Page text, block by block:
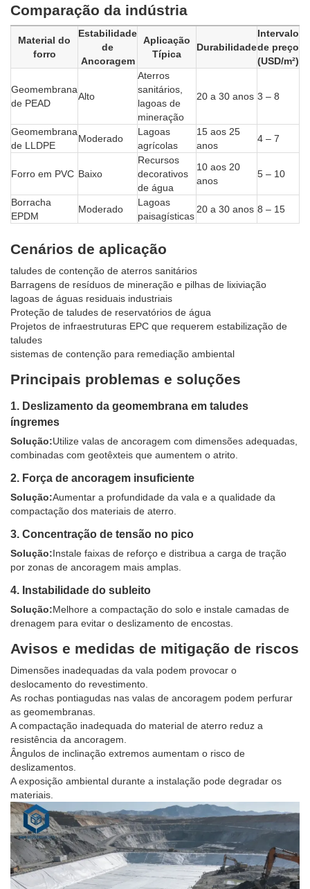
Comparação da indústria
Material do
forro
Estabilidade
de
Ancoragem
Aplicação
Típica
Durabilidade
Intervalo
de preço
(USD/m²)
Geomembrana
de PEAD
Alto
Aterros
sanitários,
lagoas de
mineração
20 a 30 anos 3 – 8
Geomembrana
de LLDPE
Moderado
Lagoas
agrícolas
15 aos 25
anos
4 – 7
Forro em PVC Baixo
Recursos
decorativos
de água
10 aos 20
anos
5 – 10
Borracha
EPDM
Moderado
Lagoas
paisagísticas
20 a 30 anos 8 – 15
Cenários de aplicação
taludes de contenção de aterros sanitários
Barragens de resíduos de mineração e pilhas de lixiviação
lagoas de águas residuais industriais
Proteção de taludes de reservatórios de água
Projetos de infraestruturas EPC que requerem estabilização de
taludes
sistemas de contenção para remediação ambiental
Principais problemas e soluções
1. Deslizamento da geomembrana em taludes
íngremes
Solução:Utilize valas de ancoragem com dimensões adequadas,
combinadas com geotêxteis que aumentem o atrito.
2. Força de ancoragem insuficiente
Solução:Aumentar a profundidade da vala e a qualidade da
compactação dos materiais de aterro.
3. Concentração de tensão no pico
Solução:Instale faixas de reforço e distribua a carga de tração
por zonas de ancoragem mais amplas.
4. Instabilidade do subleito
Solução:Melhore a compactação do solo e instale camadas de
drenagem para evitar o deslizamento de encostas.
Avisos e medidas de mitigação de riscos
Dimensões inadequadas da vala podem provocar o
deslocamento do revestimento.
As rochas pontiagudas nas valas de ancoragem podem perfurar
as geomembranas.
A compactação inadequada do material de aterro reduz a
resistência da ancoragem.
Ângulos de inclinação extremos aumentam o risco de
deslizamentos.
A exposição ambiental durante a instalação pode degradar os
materiais.